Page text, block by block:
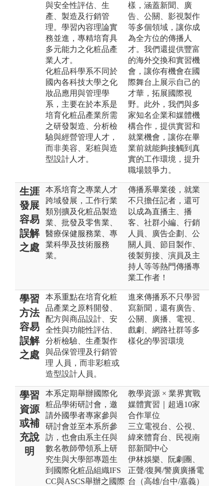
與安全性評估、生
產、製造及行銷管
理。學習內容理論實
務並進，專精培育具
多元能力之化粧品產
業人才。
化粧品科學系不同於
國內各科技大學之化
妝品應用與管理學
系，主要在於本系是
培育化粧品產業所需
之研發製造、分析檢
驗與經營管理人才，
而非美容、彩粧與造
型設計人才。
樣，涵蓋新聞、廣
告、公關、影視製作
等多個領域，讓你成
為全方位的傳播人
才。我們還提供豐富
的海外交換和實習機
會，讓你有機會在國
際舞台上展示自己的
才華，拓展國際視
野。此外，我們與多
家知名企業和媒體機
構合作，提供實習和
就業機會，讓你在畢
業前就能夠接觸到真
實的工作環境，提升
職場競爭力。
生涯
發展
容易
誤解
之處
本系培育之專業人才
跨域發展，工作行業
類別擴及化粧品製造
業、批發及零售業、
醫療保健服務業、專
業科學及技術服務
業。
傳播系畢業後，就業
不只擔任記者，還可
以成為直播主、播
客、社群小編、行銷
人員、廣告企劃、公
關人員、節目製作、
後製剪接、演員及主
持人等等熱門傳播專
業工作者！
學習
方法
容易
誤解
之處
本系重點在培育化粧
品產業之原料開發、
配方與商品設計、安
全性與功能性評估、
分析檢驗、生產製作
與品保管理及行銷管
理 人員，而非彩粧或
造型設計人員。
進來傳播系不只學習
寫新聞，還有廣告、
公關、廣播、電視、
戲劇、網路社群等多
樣化的學習環境
學習
資源
或補
充說
明
本系定期舉辦國際化
粧品學術研討會，邀
請外國學者專家參與
研討會並至本系所參
訪，也會由系主任與
數名教師帶領系上研
究生與大學部專題生
到國際化粧品組織IFS
CC與ASCS舉辦之國際
教學資源 × 業界實戰
媒體實習｜超過10家
合作單位
三立電視台、公視、
緯來體育台、民視南
部新聞中心
伊林娛樂、阮劇團、
正聲/復興/警廣廣播電
台（高雄/台中/嘉義）